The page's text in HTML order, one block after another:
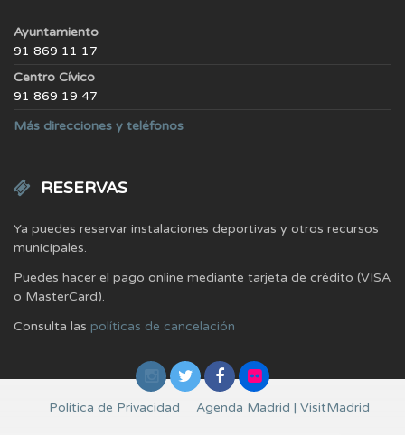
Ayuntamiento
91 869 11 17
Centro Cívico
91 869 19 47
Más direcciones y teléfonos
RESERVAS
Ya puedes reservar instalaciones deportivas y otros recursos
municipales.
Puedes hacer el pago online mediante tarjeta de crédito (VISA
o MasterCard).
Consulta las políticas de cancelación
Política de Privacidad Agenda Madrid | VisitMadrid